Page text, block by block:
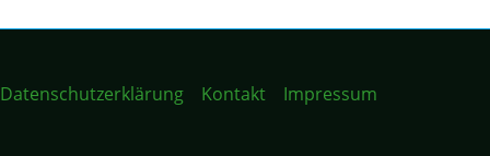
Datenschutzerklärung Kontakt Impressum